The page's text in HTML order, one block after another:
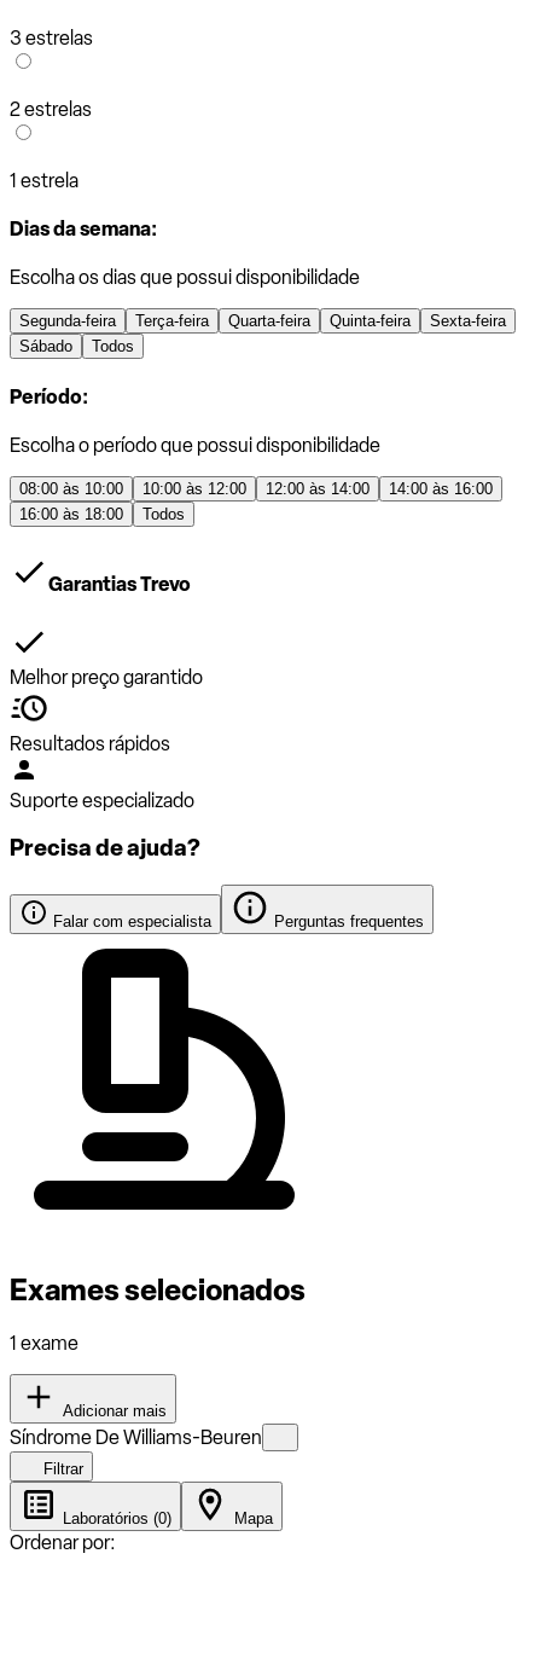
3 estrelas
2 estrelas
1 estrela
Dias da semana:
Escolha os dias que possui disponibilidade
Segunda-feira Terça-feira Quarta-feira Quinta-feira
Sexta-feira
Sábado
Todos
Período:
Escolha o período que possui disponibilidade
08:00 às 10:00 10:00 às 12:00 12:00 às 14:00
14:00 às 16:00
16:00 às 18:00
Todos
Garantias Trevo
Melhor preço garantido
Resultados rápidos
Suporte especializado
Precisa de ajuda?
Falar com especialista Perguntas frequentes
Exames selecionados
1 exame
Adicionar mais
Síndrome De Williams-Beuren
Filtrar
Laboratórios (0) Mapa
Ordenar por: